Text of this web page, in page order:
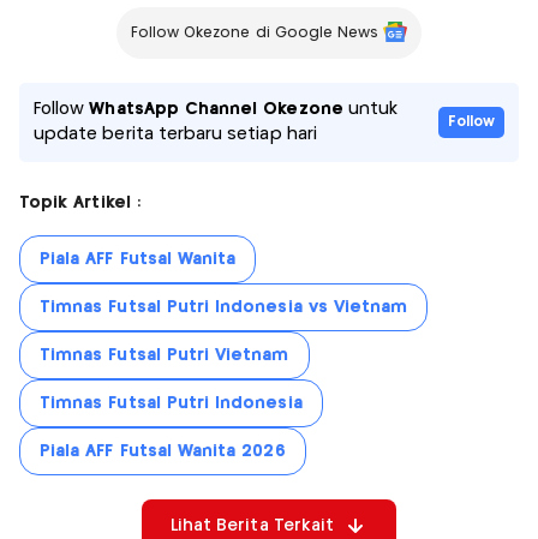
Follow Okezone di Google News
FollowWhatsApp Channel Okezone untuk
update berita terbaru setiap hari
Follow
Topik Artikel :
Piala AFF Futsal Wanita
Timnas Futsal Putri Indonesia vs Vietnam
Timnas Futsal Putri Vietnam
Timnas Futsal Putri Indonesia
Piala AFF Futsal Wanita 2026
Lihat Berita Terkait